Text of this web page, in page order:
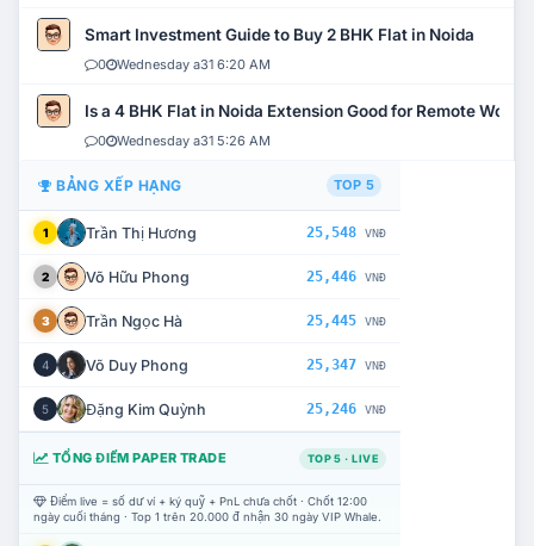
Smart Investment Guide to Buy 2 BHK Flat in Noida
0 Wednesday a31 6:20 AM
Is a 4 BHK Flat in Noida Extension Good for Remote Work?
0 Wednesday a31 5:26 AM
BẢNG XẾP HẠNG TOP 5
1 Trần Thị Hương 25,548 VNĐ
2 Võ Hữu Phong 25,446 VNĐ
3 Trần Ngọc Hà 25,445 VNĐ
4 Võ Duy Phong 25,347 VNĐ
5 Đặng Kim Quỳnh 25,246 VNĐ
TỔNG ĐIỂM PAPER TRADE TOP 5 · LIVE
Điểm live = số dư ví + ký quỹ + PnL chưa chốt · Chốt 12:00
ngày cuối tháng · Top 1 trên 20.000 đ nhận 30 ngày VIP Whale.